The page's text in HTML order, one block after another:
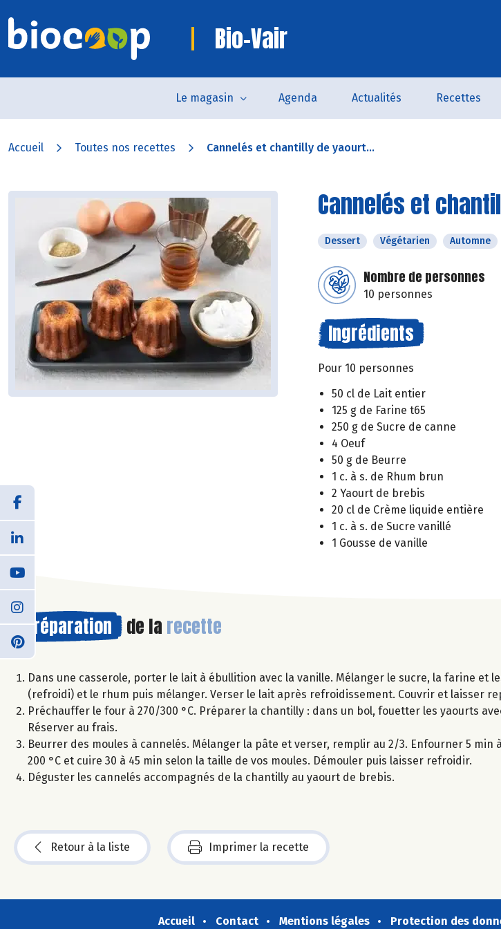
Bio-Vair
Le magasin Agenda Actualités Recettes
Accueil Toutes nos recettes Cannelés et chantilly de yaourt...
Cannelés et
Dessert Végétarien Automne
Nombre de personnes
10 personnes
Ingrédients
Pour 10 personnes
50 cl de Lait entier
125 g de Farine t65
250 g de Sucre de canne
4 Oeuf
50 g de Beurre
1 c. à s. de Rhum brun
2 Yaourt de brebis
20 cl de Crème liquide entière
1 c. à s. de Sucre vanillé
1 Gousse de vanille
Préparation de la recette
Dans une casserole, porter le lait à ébullition avec la vanille. Mélanger le sucre, la farine et
(refroidi) et le rhum puis mélanger. Verser le lait après refroidissement. Couvrir et laisser
Préchauffer le four à 270/300 °C. Préparer la chantilly : dans un bol, fouetter les yaourts
Réserver au frais.
Beurrer des moules à cannelés. Mélanger la pâte et verser, remplir au 2/3. Enfourner 5 min
200 °C et cuire 30 à 45 min selon la taille de vos moules. Démouler puis laisser refroidir.
Déguster les cannelés accompagnés de la chantilly au yaourt de brebis.
Retour à la liste Imprimer la recette
Accueil Contact Mentions légales Protection des